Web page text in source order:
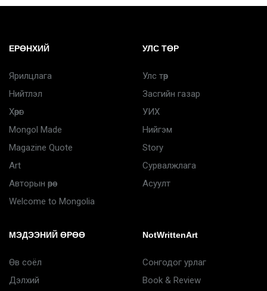
ЕРӨНХИЙ
Ярилцлага
Нийтлэл
Хөрөг
Mongol Made
Magazine Quote
Art
Авторын өрөө
Welcome to Mongolia
УЛС ТӨР
Улс төр
Засгийн газар
УИХ
Нийгэм
Story
Сурвалжлага
Асуулт
МЭДЭЭНИЙ ӨРӨӨ
Өв соёл
Дэлхий
NotWrittenArt
Сонгодог урлаг
Book & Review